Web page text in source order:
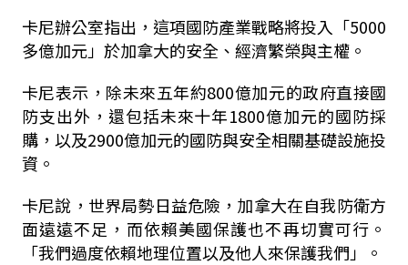
卡尼辦公室指出，這項國防產業戰略將投入「5000
多億加元」於加拿大的安全、經濟繁榮與主權。
卡尼表示，除未來五年約800億加元的政府直接國
防支出外，還包括未來十年1800億加元的國防採
購，以及2900億加元的國防與安全相關基礎設施投
資。
卡尼說，世界局勢日益危險，加拿大在自我防衛方
面遠遠不足，而依賴美國保護也不再切實可行。
「我們過度依賴地理位置以及他人來保護我們」。